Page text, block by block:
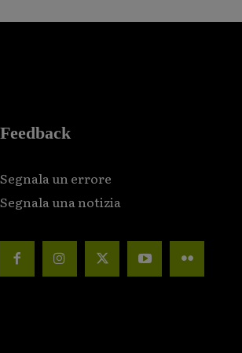
Feedback
Segnala un errore
Segnala una notizia